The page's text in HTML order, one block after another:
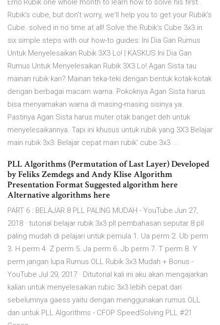
Ernő Rubik one whole month to learn how to solve his first .
Rubik’s cube, but don't worry, we'll help you to get your Rubik’s
Cube. solved in no time at all! Solve the Rubik's Cube 3x3 in
six simple steps with our how-to guides: Ini Dia Gan Rumus
Untuk Menyelesaikan Rubik 3X3 Lo! | KASKUS Ini Dia Gan
Rumus Untuk Menyelesaikan Rubik 3X3 Lo! Agan Sista tau
mainan rubik kan? Mainan teka-teki dengan bentuk kotak-kotak
dengan berbagai macam warna. Pokoknya Agan Sista harus
bisa menyamakan warna di masing-masing sisinya ya.
Pastinya Agan Sista harus muter otak banget deh untuk
menyelesaikannya. Tapi ini khusus untuk rubik yang 3X3 Belajar
main rubik 3x3: Belajar cepat main rubik' cube 3x3 ...
PLL Algorithms (Permutation of Last Layer) Developed
by Feliks Zemdegs and Andy Klise Algorithm
Presentation Format Suggested algorithm here
Alternative algorithms here
PART 6 : BELAJAR 8 PLL PALING MUDAH - YouTube Jun 27,
2018 · tutorial belajar rubik 3x3 pll pembahasan seputar 8 pll
paling mudah di pelajari untuk pemula 1. Ua perm 2. Ub perm
3. H perm 4. Z perm 5. Ja perm 6. Jb perm 7. T perm 8. Y
perm jangan lupa Rumus OLL Rubik 3x3 Mudah + Bonus -
YouTube Jul 29, 2017 · Ditutorial kali ini aku akan mengajarkan
kalian untuk menyelesaikan rubic 3x3 lebih cepat dari
sebelumnya gaess yaitu dengan menggunakan rumus OLL
dan untuk PLL Algorithms - CFOP SpeedSolving PLL #21